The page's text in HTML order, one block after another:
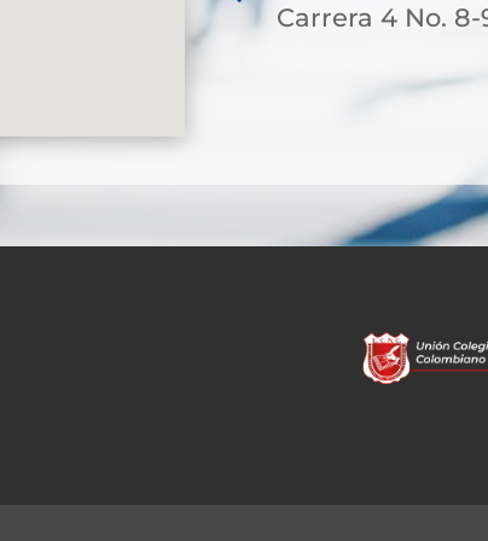
Carrera 4 No. 8-